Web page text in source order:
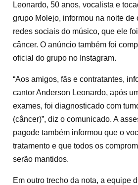
Leonardo, 50 anos, vocalista e
grupo Molejo, informou na noite de
redes sociais do músico, que ele
câncer. O anúncio também foi
oficial do grupo no Instagram.
“Aos amigos, fãs e contratantes,
cantor Anderson Leonardo, após
exames, foi diagnosticado com
(câncer)”, diz o comunicado. A
pagode também informou que o
tratamento e que todos os
serão mantidos.
Em outro trecho da nota, a equipe